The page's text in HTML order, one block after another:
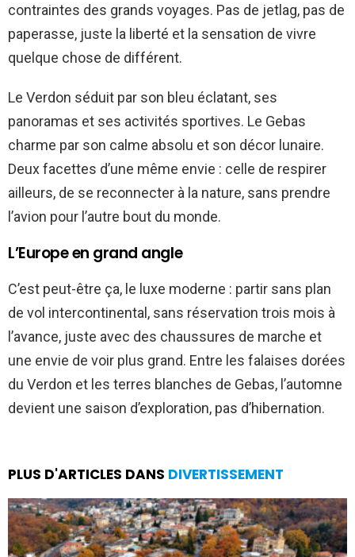
contraintes des grands voyages. Pas de jetlag, pas de
paperasse, juste la liberté et la sensation de vivre
quelque chose de différent.
Le Verdon séduit par son bleu éclatant, ses
panoramas et ses activités sportives. Le Gebas
charme par son calme absolu et son décor lunaire.
Deux facettes d’une même envie : celle de respirer
ailleurs, de se reconnecter à la nature, sans prendre
l’avion pour l’autre bout du monde.
L’Europe en grand angle
C’est peut-être ça, le luxe moderne : partir sans plan
de vol intercontinental, sans réservation trois mois à
l’avance, juste avec des chaussures de marche et
une envie de voir plus grand. Entre les falaises dorées
du Verdon et les terres blanches de Gebas, l’automne
devient une saison d’exploration, pas d’hibernation.
PLUS D'ARTICLES DANS DIVERTISSEMENT